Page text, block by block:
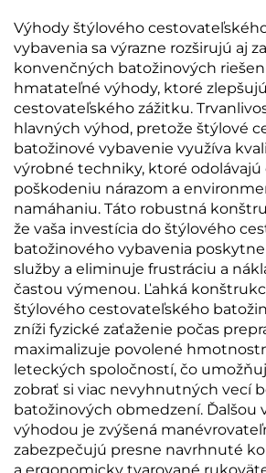
kabíny
Výhody štýlového
vybavenia sa výrazne rozširujú aj
konvenčných batožinových
hmatateľné výhody, ktoré
cestovateľského zážitku.
hlavných výhod, pretože štýlové
batožinové vybavenie využíva
výrobné techniky, ktoré
poškodeniu nárazom a
namáhaniu. Táto robustná
že vaša investícia do štýlového
batožinového vybavenia
služby a eliminuje frustráciu a
častou výmenou. Ľahká
štýlového cestovateľského
zníži fyzické zaťaženie počas
maximalizuje povolené
leteckých spoločností, čo
zobrať si viac nevyhnutných vecí
batožinových obmedzení. Ďalšou
výhodou je zvýšená
zabezpečujú presne navrhnuté